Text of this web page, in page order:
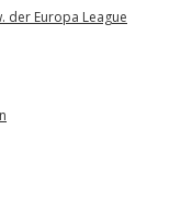
der Europa League